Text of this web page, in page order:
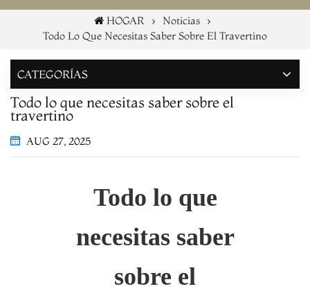
HOGAR
Noticias
Todo Lo Que Necesitas Saber Sobre El Travertino
CATEGORÍAS
Todo lo que necesitas saber sobre el
travertino
AUG 27, 2025
Todo lo que
necesitas saber
sobre el